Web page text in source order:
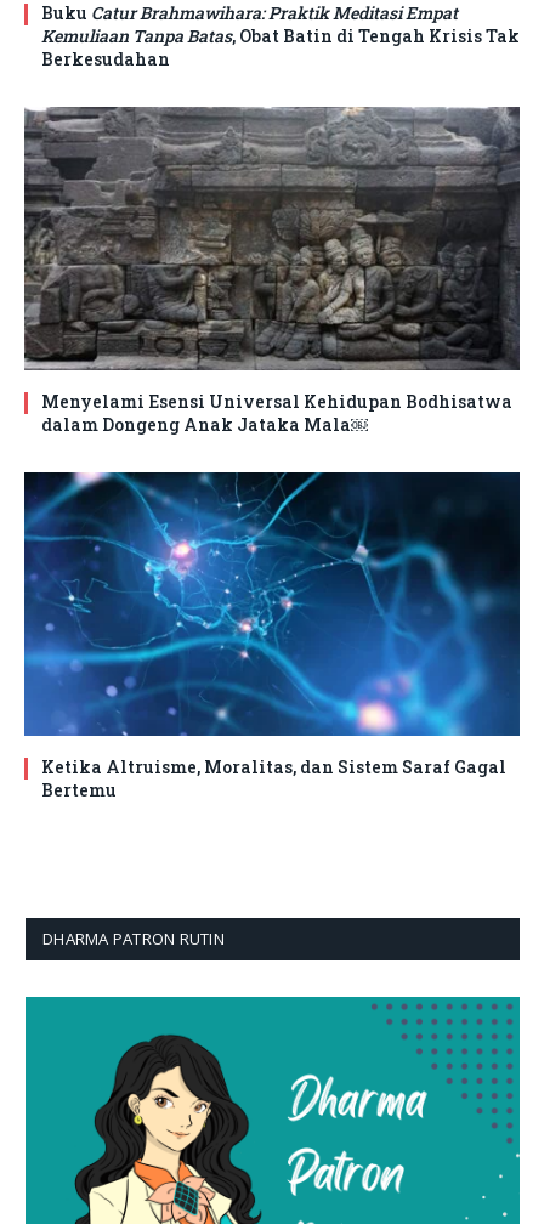
Buku Catur Brahmawihara: Praktik Meditasi Empat
Kemuliaan Tanpa Batas, Obat Batin di Tengah Krisis Tak
Berkesudahan
Menyelami Esensi Universal Kehidupan Bodhisatwa
dalam Dongeng Anak Jataka Mala￼
Ketika Altruisme, Moralitas, dan Sistem Saraf Gagal
Bertemu
DHARMA PATRON RUTIN